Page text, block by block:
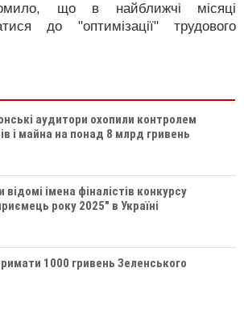
що в найближчі місяці
до "оптимізації" трудового
аудитори охопили контролем
і майна на понад 8 млрд гривень
відомі імена фіналістів конкурсу
року 2025" в Україні
1000 гривень Зеленського